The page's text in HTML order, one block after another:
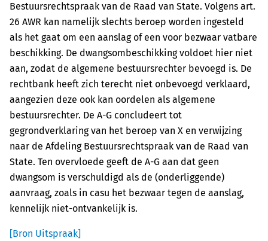
Bestuursrechtspraak van de Raad van State. Volgens art.
26 AWR kan namelijk slechts beroep worden ingesteld
als het gaat om een aanslag of een voor bezwaar vatbare
beschikking. De dwangsombeschikking voldoet hier niet
aan, zodat de algemene bestuursrechter bevoegd is. De
rechtbank heeft zich terecht niet onbevoegd verklaard,
aangezien deze ook kan oordelen als algemene
bestuursrechter. De A-G concludeert tot
gegrondverklaring van het beroep van X en verwijzing
naar de Afdeling Bestuursrechtspraak van de Raad van
State. Ten overvloede geeft de A-G aan dat geen
dwangsom is verschuldigd als de (onderliggende)
aanvraag, zoals in casu het bezwaar tegen de aanslag,
kennelijk niet-ontvankelijk is.
[Bron Uitspraak]